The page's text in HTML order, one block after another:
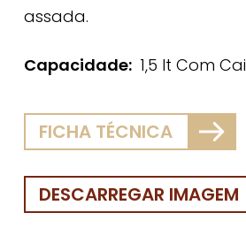
assada.
Capacidade: 1,5 lt Com
FICHA TÉCNICA
DESCARREGAR IMAGEM